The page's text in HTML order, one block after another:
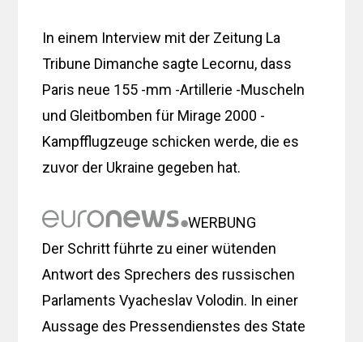
In einem Interview mit der Zeitung La
Tribune Dimanche sagte Lecornu, dass
Paris neue 155 -mm -Artillerie -Muscheln
und Gleitbomben für Mirage 2000 -
Kampfflugzeuge schicken werde, die es
zuvor der Ukraine gegeben hat.
WERBUNG
Der Schritt führte zu einer wütenden
Antwort des Sprechers des russischen
Parlaments Vyacheslav Volodin. In einer
Aussage des Pressendienstes des State